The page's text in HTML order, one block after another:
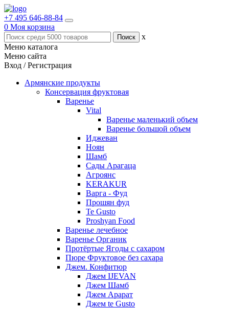
+7 495 646-88-84
0 Моя корзина
x
Меню каталога
Меню сайта
Вход / Регистрация
Армянские продукты
Консервация фруктовая
Варенье
Vital
Варенье маленький объем
Варенье большой объем
Иджеван
Ноян
Шамб
Сады Арагаца
Агроянс
KERAKUR
Варга - Фуд
Прошян фуд
Te Gusto
Proshyan Food
Варенье лечебное
Варенье Органик
Протёртые Ягоды с сахаром
Пюре Фруктовое без сахара
Джем. Конфитюр
Джем IJEVAN
Джем Шамб
Джем Арарат
Джем te Gusto